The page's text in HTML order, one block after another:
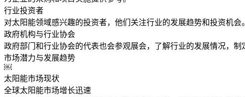
行业投资者
对太阳能领域感兴趣的投资者，他们关注行业的发展趋势和投资机
政府机构与行业协会
政府部门和行业协会的代表也会参观展会，了解行业的发展情况，
市场潜力与发展趋势
￼
太阳能市场现状
全球太阳能市场增长迅速